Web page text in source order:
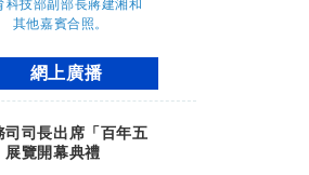
網上廣播
司司長出席「百年五
展覽開幕典禮